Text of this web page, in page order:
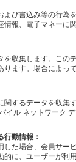
び書込み等の行
報、電子マネーに
収集します。こ
ます。場合によっ
するデータを収
ル ネットワーク デ
行動情報：
た場合、会員サ
に、ユーザーが